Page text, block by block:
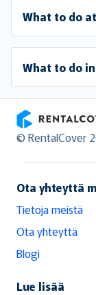
What to do
What to do
RentalCover
© RentalCover
Ota yhteyttä
Tietoja meistä
Ota yhteyttä
Blogi
Lue lisää